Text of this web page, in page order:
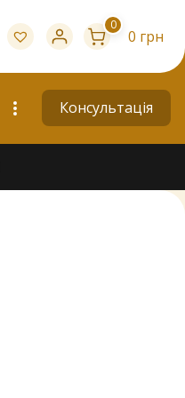
0
0 грн
Консультація